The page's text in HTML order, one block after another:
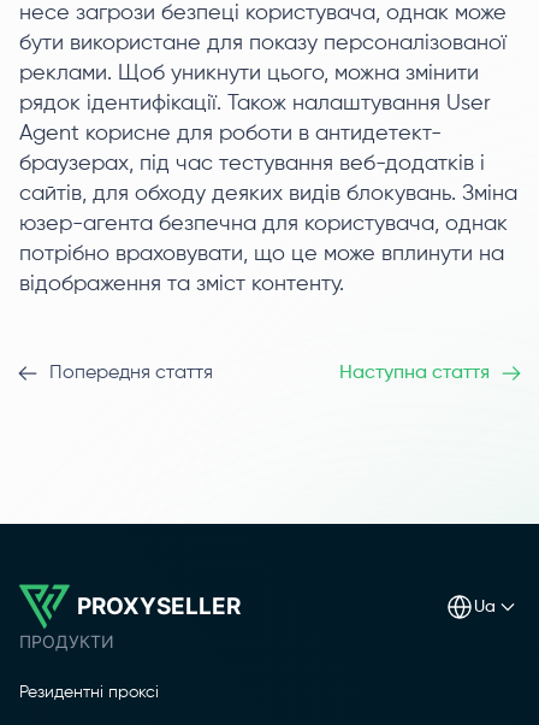
несе загрози безпеці користувача, однак може
бути використане для показу персоналізованої
реклами. Щоб уникнути цього, можна змінити
рядок ідентифікації. Також налаштування User
Agent корисне для роботи в антидетект-
браузерах, під час тестування веб-додатків і
сайтів, для обходу деяких видів блокувань. Зміна
юзер-агента безпечна для користувача, однак
потрібно враховувати, що це може вплинути на
відображення та зміст контенту.
Попередня стаття Наступна стаття
PROXYSELLER ua
ПРОДУКТИ
Резидентні проксі